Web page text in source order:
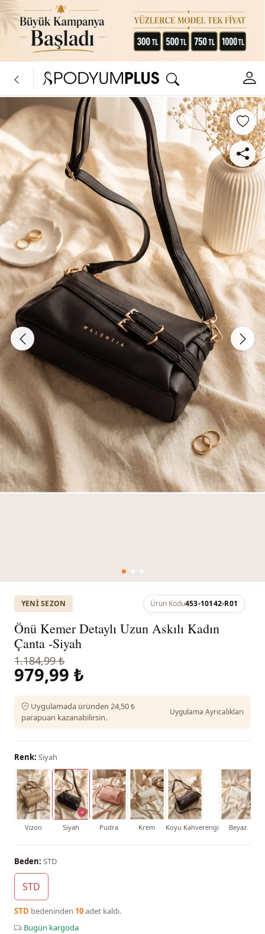
YENI SEZON Ürün Kodu453-10142-R01
Önü Kemer Detaylı Uzun Askılı Kadın
Çanta -Siyah
1.184,99 ₺
979,99 ₺
Uygulamada üründen 24,50 ₺
parapuan kazanabilirsin.
Uygulama Ayrıcalıkları
Renk: Siyah
Vizon Siyah Pudra Krem Koyu Kahverengi Beyaz
Beden: STD
STD
STD bedeninden 10adet kaldı.
Bugün kargoda